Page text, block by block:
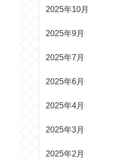
2025年10月
2025年9月
2025年7月
2025年6月
2025年4月
2025年3月
2025年2月